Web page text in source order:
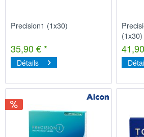
Precision1 (1x30)
35,90 € *
Détails
(1x30)